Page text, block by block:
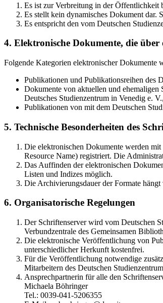
Es ist zur Verbreitung in der Öffentlichkeit
Es stellt kein dynamisches Dokument dar.
Es entspricht den vom Deutschen
4. Elektronische Dokumente, die
Folgende Kategorien elektronischer Dokumente
Publikationen und Publikationsreihen des
Dokumente von aktuellen und
Deutsches Studienzentrum in Venedig e.
Publikationen von mit dem Deutschen
5. Technische Besonderheiten des
Die elektronischen Dokumente werden
Resource Name) registriert. Die
Das Auffinden der elektronischen
Listen und Indizes möglich.
Die Archivierungsdauer der Formate
6. Organisatorische Regelungen
Der Schriftenserver wird vom Deutschen
Verbundzentrale des Gemeinsamen
Die elektronische Veröffentlichung von
unterschiedlicher Herkunft kostenfrei.
Für die Veröffentlichung notwendige
Mitarbeitern des Deutschen
Ansprechpartnerin für alle den
Michaela Böhringer
Tel.: 0039-041-5206355